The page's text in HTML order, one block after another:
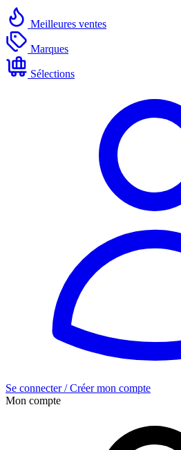
Meilleures ventes
Marques
Sélections
Se connecter / Créer mon compte
Mon compte